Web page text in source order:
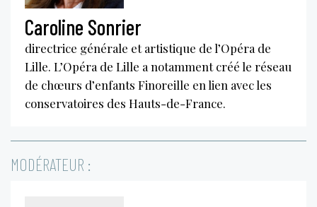
Caroline Sonrier
directrice générale et artistique de l’Opéra de
Lille. L’Opéra de Lille a notamment créé le réseau
de chœurs d’enfants Finoreille en lien avec les
conservatoires des Hauts-de-France.
MODÉRATEUR :